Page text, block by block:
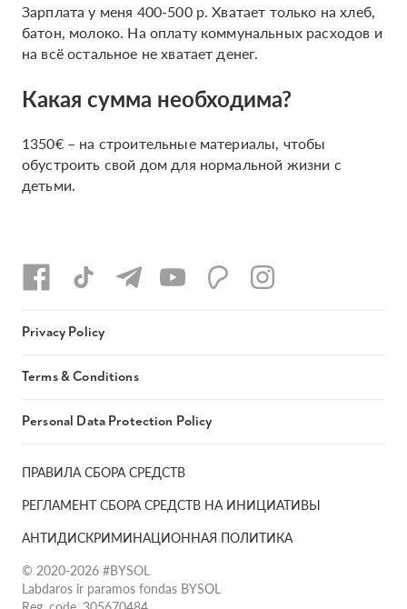
Зарплата у меня 400-500 р. Хватает только на хлеб,
батон, молоко. На оплату коммунальных расходов и
на всё остальное не хватает денег.
Какая сумма необходима?
1350€ – на строительные материалы, чтобы
обустроить свой дом для нормальной жизни с
детьми.
ПРАВИЛА СБОРА СРЕДСТВ
РЕГЛАМЕНТ СБОРА СРЕДСТВ НА ИНИЦИАТИВЫ
АНТИДИСКРИМИНАЦИОННАЯ ПОЛИТИКА
© 2020-2026 #BYSOL
Labdaros ir paramos fondas BYSOL
Privacy Policy
Terms & Conditions
Personal Data Protection Policy